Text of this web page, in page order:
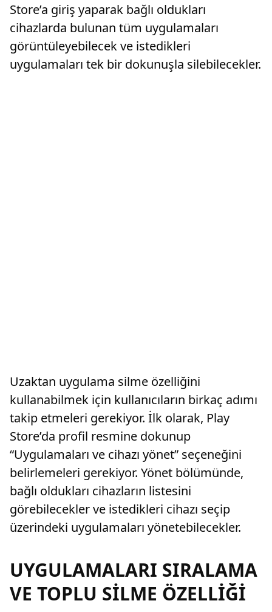
Store’a giriş yaparak bağlı oldukları
cihazlarda bulunan tüm uygulamaları
görüntüleyebilecek ve istedikleri
uygulamaları tek bir dokunuşla silebilecekler.
Uzaktan uygulama silme özelliğini
kullanabilmek için kullanıcıların birkaç adımı
takip etmeleri gerekiyor. İlk olarak, Play
Store’da profil resmine dokunup
“Uygulamaları ve cihazı yönet” seçeneğini
belirlemeleri gerekiyor. Yönet bölümünde,
bağlı oldukları cihazların listesini
görebilecekler ve istedikleri cihazı seçip
üzerindeki uygulamaları yönetebilecekler.
UYGULAMALARI SIRALAMA
VE TOPLU SİLME ÖZELLİĞİ